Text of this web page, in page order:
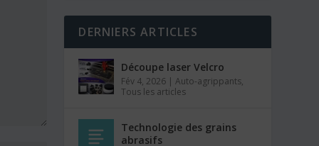
DERNIERS ARTICLES
Découpe laser Velcro
Fév 4, 2026 |Auto-agrippants,
Tous les articles
Technologie des grains
abrasifs